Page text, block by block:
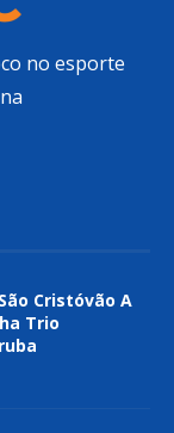
no esporte
Cristóvão A
Trio